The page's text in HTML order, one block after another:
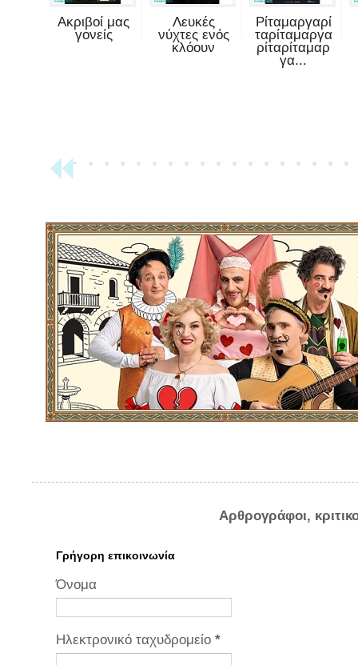
Ακριβοί μας
γονείς
Λευκές
νύχτες ενός
κλόουν
Ρίταμαργαρί
ταρίταμαργα
ρίταρίταμαρ
γα...
Αρθρογράφοι,
Γρήγορη επικοινωνία
Όνομα
Ηλεκτρονικό ταχυδρομείο *